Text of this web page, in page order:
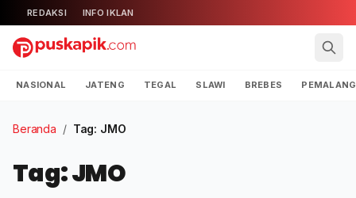
REDAKSI INFO IKLAN
NASIONAL JATENG TEGAL SLAWI BREBES PEMALANG
Beranda / Tag: JMO
Tag: JMO